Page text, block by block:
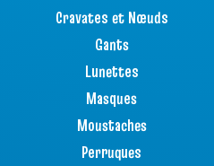
Cravates et Nœuds
Gants
Lunettes
Masques
Moustaches
Perruques